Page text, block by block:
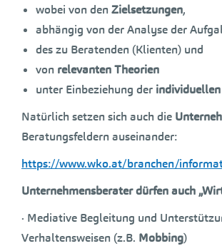
wobei von den Zielsetzungen,
abhängig von der Analyse der
des zu Beratenden (Klienten) und
von relevanten Theorien
unter Einbeziehung der
Natürlich setzen sich auch die
Beratungsfeldern auseinander:
https://www.wko.at/branchen/
Unternehmensberater dürfen auch
· Mediative Begleitung und
Verhaltensweisen (z.B. Mobbing)